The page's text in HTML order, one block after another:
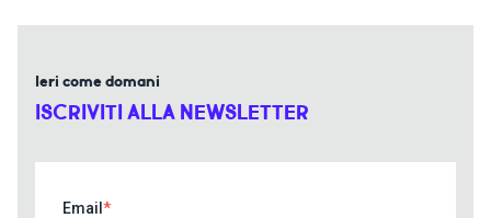
Ieri come domani
ISCRIVITI ALLA NEWSLETTER
Email